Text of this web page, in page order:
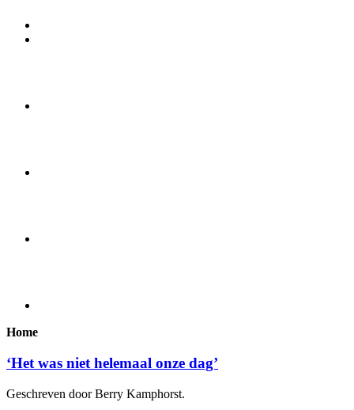
Home
‘Het was niet helemaal onze dag’
Geschreven door Berry Kamphorst.